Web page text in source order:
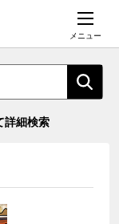
メニュー
詳細検索